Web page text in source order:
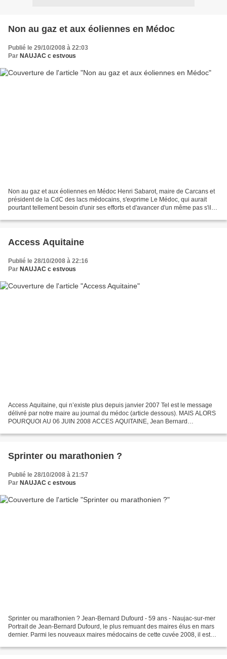
Non au gaz et aux éoliennes en Médoc
Publié le 29/10/2008 à 22:03
Par NAUJAC c estvous
Non au gaz et aux éoliennes en Médoc Henri Sabarot, maire de Carcans et
président de la CdC des lacs médocains, s'exprime Le Médoc, qui aurait
pourtant tellement besoin d'unir ses efforts et d'avancer d'un même pas s'il
Access Aquitaine
Publié le 28/10/2008 à 22:16
Par NAUJAC c estvous
Access Aquitaine, qui n’existe plus depuis janvier 2007 Tel est le message
délivré par notre maire au journal du médoc (article dessous). MAIS ALORS
POURQUOI AU 06 JUIN 2008 ACCES AQUITAINE, Jean Bernard
Sprinter ou marathonien ?
Publié le 28/10/2008 à 21:57
Par NAUJAC c estvous
Sprinter ou marathonien ? Jean-Bernard Dufourd - 59 ans - Naujac-sur-mer
Portrait de Jean-Bernard Dufourd, le plus remuant des maires élus en mars
dernier. Parmi les nouveaux maires médocains de cette cuvée 2008, il est